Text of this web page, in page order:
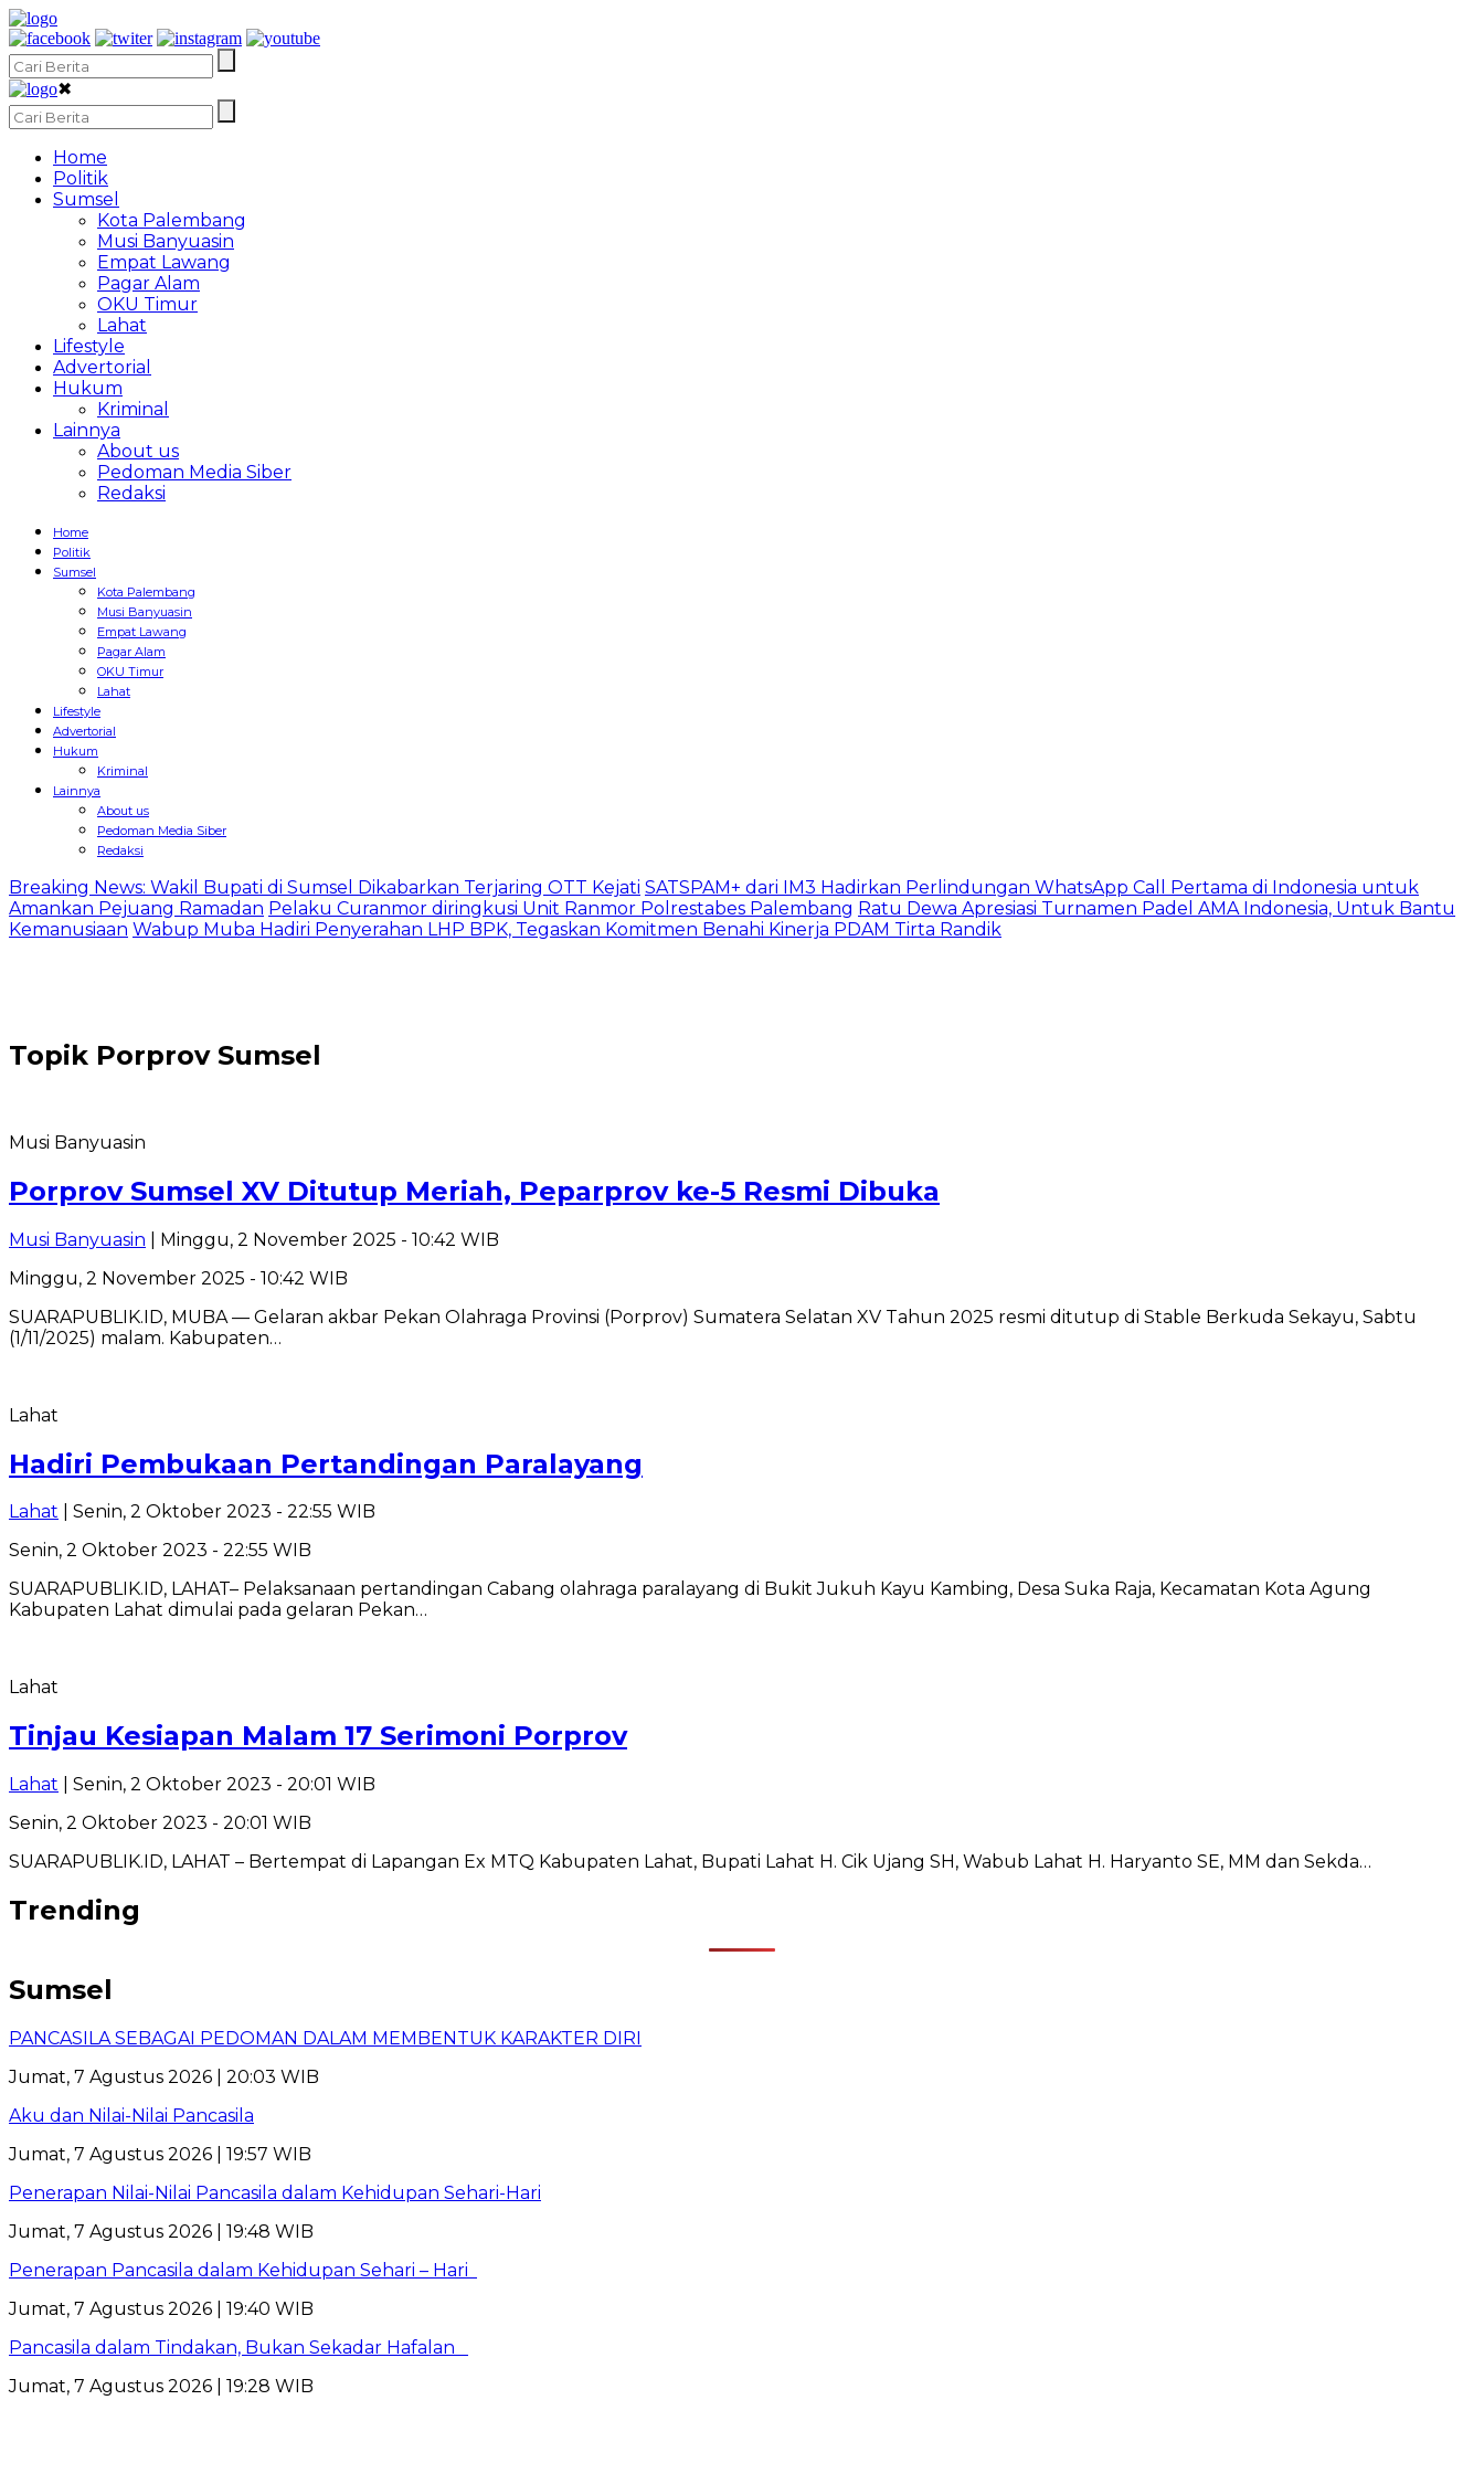
✖
Home
Politik
Sumsel
Kota Palembang
Musi Banyuasin
Empat Lawang
Pagar Alam
OKU Timur
Lahat
Lifestyle
Advertorial
Hukum
Kriminal
Lainnya
About us
Pedoman Media Siber
Redaksi
Home
Politik
Sumsel
Kota Palembang
Musi Banyuasin
Empat Lawang
Pagar Alam
OKU Timur
Lahat
Lifestyle
Advertorial
Hukum
Kriminal
Lainnya
About us
Pedoman Media Siber
Redaksi
Breaking News: Wakil Bupati di Sumsel Dikabarkan Terjaring OTT Kejati SATSPAM+ dari IM3 Hadirkan Perlindungan WhatsApp Call Pertama di Indonesia untuk
Amankan Pejuang Ramadan Pelaku Curanmor diringkusi Unit Ranmor Polrestabes Palembang Ratu Dewa Apresiasi Turnamen Padel AMA Indonesia, Untuk Bantu
Kemanusiaan Wabup Muba Hadiri Penyerahan LHP BPK, Tegaskan Komitmen Benahi Kinerja PDAM Tirta Randik
Topik Porprov Sumsel
Musi Banyuasin
Porprov Sumsel XV Ditutup Meriah, Peparprov ke-5 Resmi Dibuka
Musi Banyuasin | Minggu, 2 November 2025 - 10:42 WIB
Minggu, 2 November 2025 - 10:42 WIB
SUARAPUBLIK.ID, MUBA — Gelaran akbar Pekan Olahraga Provinsi (Porprov) Sumatera Selatan XV Tahun 2025 resmi ditutup di Stable Berkuda Sekayu, Sabtu
(1/11/2025) malam. Kabupaten…
Lahat
Hadiri Pembukaan Pertandingan Paralayang
Lahat | Senin, 2 Oktober 2023 - 22:55 WIB
Senin, 2 Oktober 2023 - 22:55 WIB
SUARAPUBLIK.ID, LAHAT– Pelaksanaan pertandingan Cabang olahraga paralayang di Bukit Jukuh Kayu Kambing, Desa Suka Raja, Kecamatan Kota Agung
Kabupaten Lahat dimulai pada gelaran Pekan…
Lahat
Tinjau Kesiapan Malam 17 Serimoni Porprov
Lahat | Senin, 2 Oktober 2023 - 20:01 WIB
Senin, 2 Oktober 2023 - 20:01 WIB
SUARAPUBLIK.ID, LAHAT – Bertempat di Lapangan Ex MTQ Kabupaten Lahat, Bupati Lahat H. Cik Ujang SH, Wabub Lahat H. Haryanto SE, MM dan Sekda…
Trending
Sumsel
PANCASILA SEBAGAI PEDOMAN DALAM MEMBENTUK KARAKTER DIRI
Jumat, 7 Agustus 2026 | 20:03 WIB
Aku dan Nilai-Nilai Pancasila
Jumat, 7 Agustus 2026 | 19:57 WIB
Penerapan Nilai-Nilai Pancasila dalam Kehidupan Sehari-Hari
Jumat, 7 Agustus 2026 | 19:48 WIB
Penerapan Pancasila dalam Kehidupan Sehari – Hari
Jumat, 7 Agustus 2026 | 19:40 WIB
Pancasila dalam Tindakan, Bukan Sekadar Hafalan
Jumat, 7 Agustus 2026 | 19:28 WIB